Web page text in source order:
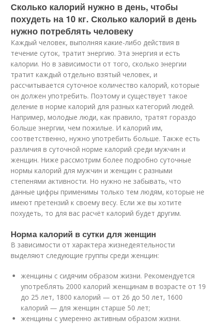
Сколько калорий нужно в день, чтобы
похудеть на 10 кг. Сколько калорий в день
нужно потреблять человеку
Каждый человек, выполняя какие-либо действия в
течение суток, тратит энергию. Эта энергия и есть
калории. Но в зависимости от того, сколько энергии
тратит каждый отдельно взятый человек, и
рассчитывается суточное количество калорий, которые
он должен употребить. Поэтому и существует такое
деление в норме калорий для разных категорий людей.
Например, молодые люди, как правило, тратят гораздо
больше энергии, чем пожилые. И калорий им,
соответственно, нужно употребить больше. Также есть
различия в суточной норме калорий среди мужчин и
женщин. Ниже рассмотрим более подробно суточные
нормы калорий для мужчин и женщин с разными
степенями активности. Но нужно не забывать, что
данные цифры применимы только тем людям, которые не
имеют претензий к своему весу. Если же вы хотите
похудеть, то для вас расчёт калорий будет другим.
Норма калорий в сутки для женщин
В зависимости от характера жизнедеятельности
выделяют следующие группы среди женщин:
женщины с сидячим образом жизни. Рекомендуется
употреблять 2000 калорий женщинам в возрасте от 19
до 25 лет, 1800 калорий — от 26 до 50 лет, 1600
калорий — для женщин старше 50 лет;
женщины с умеренно активным образом жизни.